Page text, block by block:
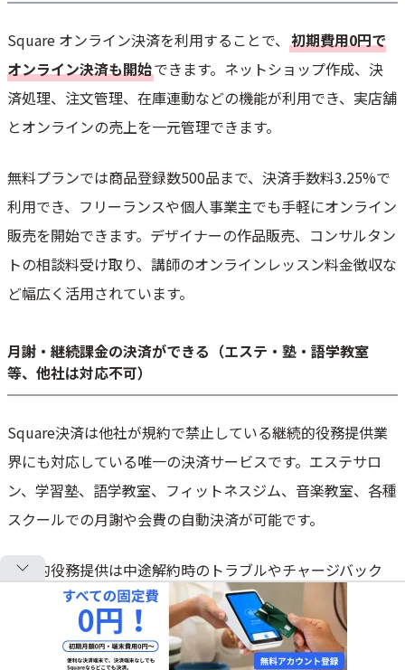
Square オンライン決済を利用することで、 初期費用0円で
オンライン決済も開始できます。ネットショップ作成、決
済処理、注文管理、在庫連動などの機能が利用でき、実店舗
とオンラインの売上を一元管理できます。
無料プランでは商品登録数500品まで、決済手数料3.25%で
利用でき、フリーランスや個人事業主でも手軽にオンライン
販売を開始できます。デザイナーの作品販売、コンサルタン
トの相談料受け取り、講師のオンラインレッスン料金徴収な
ど幅広く活用されています。
月謝・継続課金の決済ができる（エステ・塾・語学教室
等、他社は対応不可）
Square決済は他社が規約で禁止している継続的役務提供業
界にも対応している唯一の決済サービスです。エステサロ
ン、学習塾、語学教室、フィットネスジム、音楽教室、各種
スクールでの月謝や会費の自動決済が可能です。
継続的役務提供は中途解約時のトラブルやチャージバック
（決済取り消し）のリスクが高いため、多くの決済サービ
スが規約で禁止していますが、Squareは独自の審査基準と
リスク管理により一定条件下での対応を実現しています。